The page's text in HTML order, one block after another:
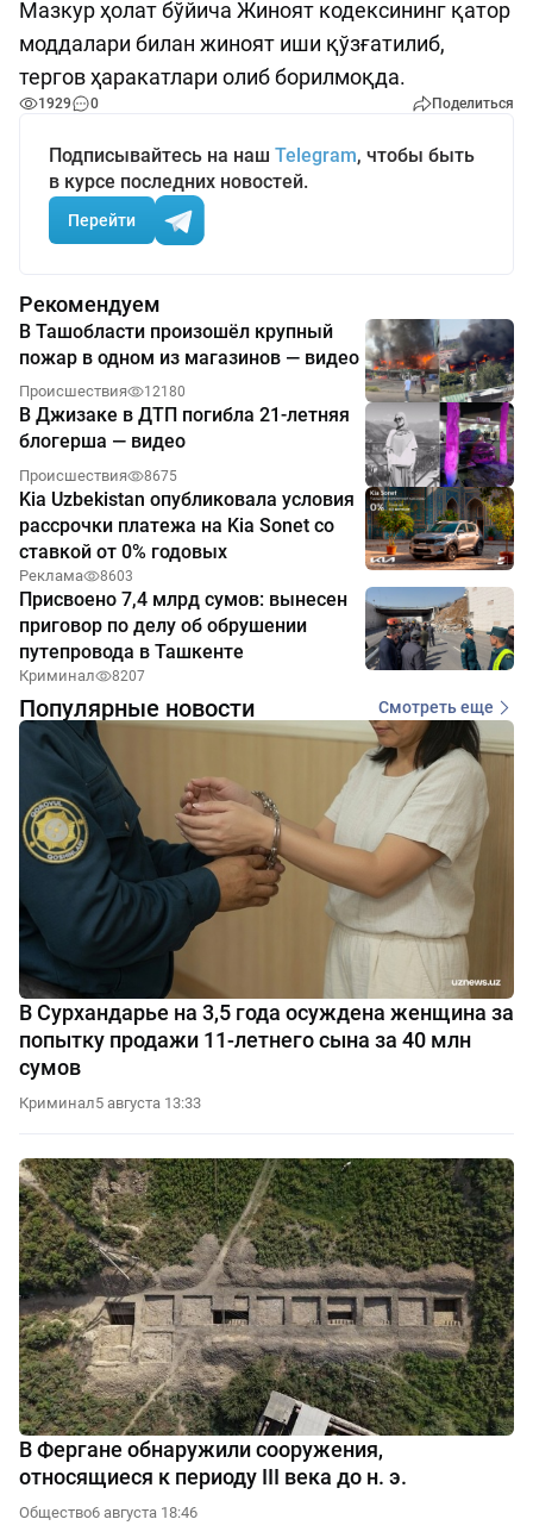
Мазкур ҳолат бўйича Жиноят кодексининг қатор
моддалари билан жиноят иши қўзғатилиб,
тергов ҳаракатлари олиб борилмоқда.
1929 0 Поделиться
Подписывайтесь на наш Telegram, чтобы быть
в курсе последних новостей.
Перейти
Рекомендуем
В Ташобласти произошёл крупный
пожар в одном из магазинов — видео
Происшествия 12180
В Джизаке в ДТП погибла 21-летняя
блогерша — видео
Происшествия 8675
Kia Uzbekistan опубликовала условия
рассрочки платежа на Kia Sonet со
ставкой от 0% годовых
Реклама 8603
Присвоено 7,4 млрд сумов: вынесен
приговор по делу об обрушении
путепровода в Ташкенте
Криминал 8207
Популярные новости Смотреть еще
В Сурхандарье на 3,5 года осуждена женщина за
попытку продажи 11-летнего сына за 40 млн
сумов
Криминал5 августа 13:33
В Фергане обнаружили сооружения,
относящиеся к периоду III века до н. э.
Общество6 августа 18:46